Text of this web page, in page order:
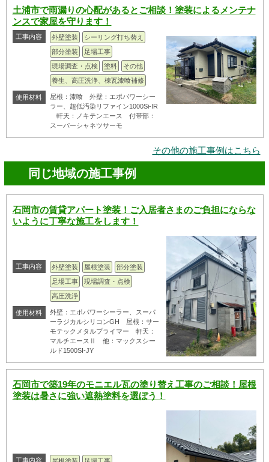
土浦市で雨漏りの心配があるとご相談！塗装によるメンテナ
ンスで家屋を守ります！
工事内容 外壁塗装
シーリング打ち替え
部分塗装
足場工事
現場調査・点検
塗料
その他
養生、高圧洗浄、棟瓦漆喰補修
使用材料
屋根：漆喰 外壁：エポパワーシー
ラー、超低汚染リファイン1000Si-IR
軒天：ノキテンエース 付帯部：
スーパーシャネツサーモ
その他の施工事例はこちら
同じ地域の施工事例
石岡市の賃貸アパート塗装！ご入居者さまのご負担にならな
いように丁寧な施工をします！
工事内容 外壁塗装 屋根塗装
部分塗装
足場工事
現場調査・点検
高圧洗浄
使用材料
外壁：エポパワーシーラー、スーパ
ーラジカルシリコンGH 屋根：サー
モテックメタルプライマー 軒天：
マルチエースⅡ 他：マックスシー
ルド1500SI-JY
石岡市で築19年のモニエル瓦の塗り替え工事のご相談！屋根
塗装は暑さに強い遮熱塗料を選ぼう！
工事内容